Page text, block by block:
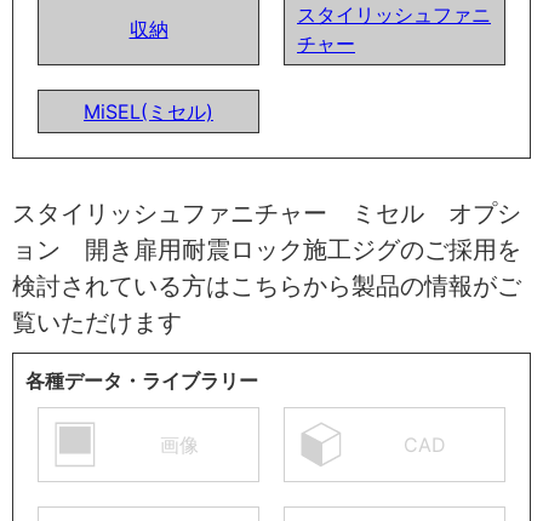
収納
スタイリッシュファニ
チャー
MiSEL(ミセル)
スタイリッシュファニチャー ミセル オプシ
ョン 開き扉用耐震ロック施工ジグのご採用を
検討されている方はこちらから製品の情報がご
覧いただけます
各種データ・ライブラリー
画像 CAD